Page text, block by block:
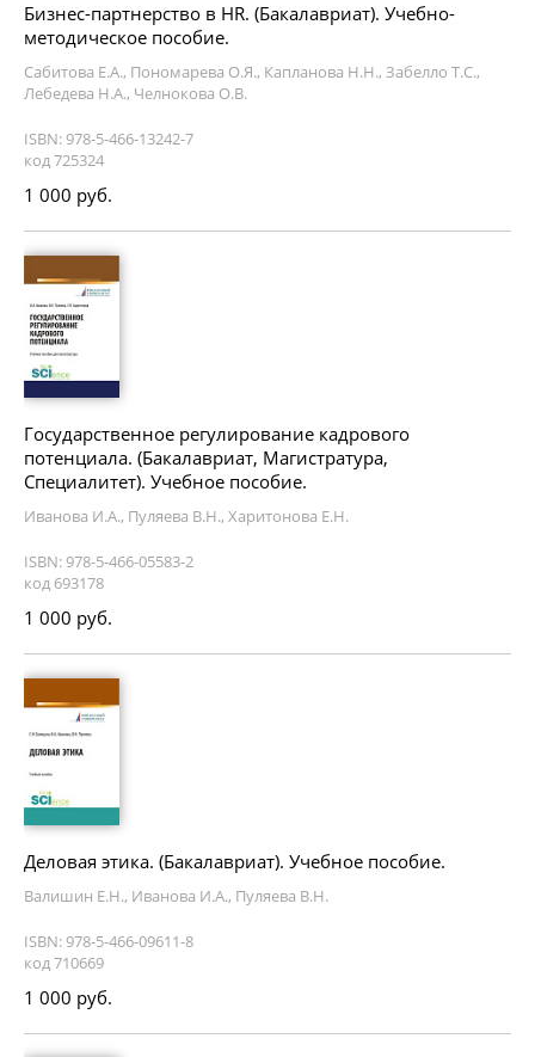
Бизнес-партнерство в HR. (Бакалавриат). Учебно-
методическое пособие.
Сабитова Е.А., Пономарева О.Я., Капланова Н.Н., Забелло Т.С.,
Лебедева Н.А., Челнокова О.В.
ISBN: 978-5-466-13242-7
код 725324
1 000 руб.
Государственное регулирование кадрового
потенциала. (Бакалавриат, Магистратура,
Специалитет). Учебное пособие.
Иванова И.А., Пуляева В.Н., Харитонова Е.Н.
ISBN: 978-5-466-05583-2
код 693178
1 000 руб.
Деловая этика. (Бакалавриат). Учебное пособие.
Валишин Е.Н., Иванова И.А., Пуляева В.Н.
ISBN: 978-5-466-09611-8
код 710669
1 000 руб.